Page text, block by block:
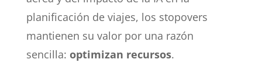
planificación de viajes, los stopovers
mantienen su valor por una razón
sencilla: optimizan recursos.